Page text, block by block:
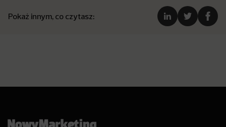
Pokaż innym, co czytasz: